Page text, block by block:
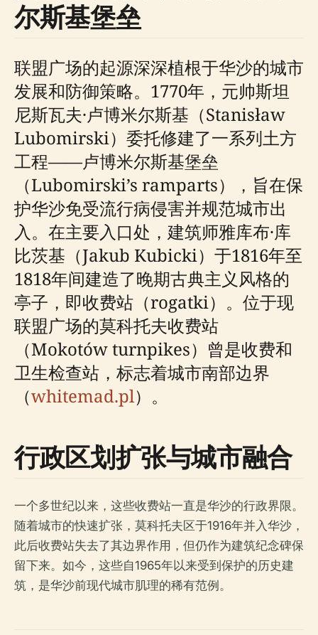
尔斯基堡垒
联盟广场的起源深深植根于华沙的城市
发展和防御策略。1770年，元帅斯坦
尼斯瓦夫·卢博米尔斯基（Stanisław
Lubomirski）委托修建了一系列土方
工程——卢博米尔斯基堡垒
（Lubomirski’s ramparts），旨在保
护华沙免受流行病侵害并规范城市出
入。在主要入口处，建筑师雅库布·库
比茨基（Jakub Kubicki）于1816年至
1818年间建造了晚期古典主义风格的
亭子，即收费站（rogatki）。位于现
联盟广场的莫科托夫收费站
（Mokotów turnpikes）曾是收费和
卫生检查站，标志着城市南部边界
（whitemad.pl）。
行政区划扩张与城市融合
一个多世纪以来，这些收费站一直是华沙的行政界限。
随着城市的快速扩张，莫科托夫区于1916年并入华沙，
此后收费站失去了其边界作用，但仍作为建筑纪念碑保
留下来。如今，这些自1965年以来受到保护的历史建
筑，是华沙前现代城市肌理的稀有范例。